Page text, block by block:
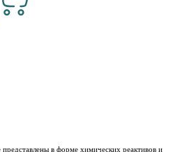
в форме химических реактивов и